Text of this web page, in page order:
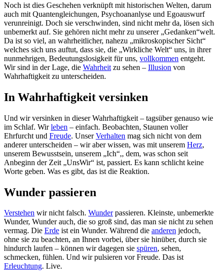
Noch ist dies Geschehen verknüpft mit historischen Welten, darum
auch mit Quantengleichungen, Psychoananlyse und Egoauswurf
verunreinigt. Doch sie verschwinden, sind nicht mehr da, lösen sich
unbemerkt auf. Sie gehören nicht mehr zu unserer „Gedanken“welt.
Da ist so viel, an wahrheitlicher, nahezu „mikroskopischer Sicht“
welches sich uns auftut, dass sie, die „Wirkliche Welt“ uns, in ihrer
nunmehrigen, Bedeutungslosigkeit für uns, vollkommen entgeht.
Wir sind in der Lage, die Wahrheit zu sehen – Illusion von
Wahrhaftigkeit zu unterscheiden.
In Wahrhaftigkeit versinken
Und wir versinken in dieser Wahrhaftigkeit – tagsüber genauso wie
im Schlaf. Wirleben – einfach. Beobachten, Staunen voller
Ehrfurcht und Freude. UnserVerhalten mag sich nicht von dem
anderer unterscheiden – wir aber wissen, was mit unserem Herz,
unserem Bewusstsein, unserem „Ich“,, dem, was schon seit
Anbeginn der Zeit „UnsWir“ ist, passiert. Es kann schlicht keine
Worte geben. Was es gibt, das ist die Reaktion.
Wunder passieren
Verstehen wir nicht falsch. Wunderpassieren. Kleinste, unbemerkte
Wunder, Wunder auch, die so groß sind, das man sie nicht zu sehen
vermag. Die Erde ist ein Wunder. Während die anderen jedoch,
ohne sie zu beachten, an Ihnen vorbei, über sie hinüber, durch sie
hindurch laufen – können wir dagegen sie spüren, sehen,
schmecken, fühlen. Und wir pulsieren vor Freude. Das ist
Erleuchtung. Live.